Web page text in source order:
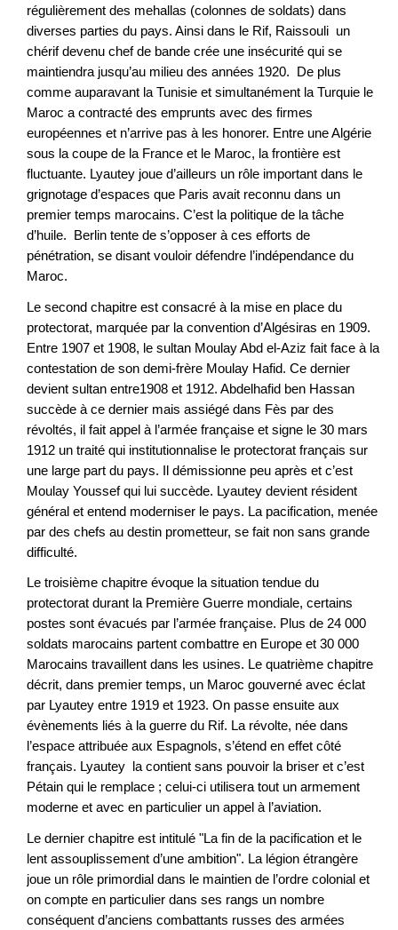
régulièrement des mehallas (colonnes de soldats) dans
diverses parties du pays. Ainsi dans le Rif, Raissouli un
chérif devenu chef de bande crée une insécurité qui se
maintiendra jusqu’au milieu des années 1920. De plus
comme auparavant la Tunisie et simultanément la Turquie le
Maroc a contracté des emprunts avec des firmes
européennes et n’arrive pas à les honorer. Entre une Algérie
sous la coupe de la France et le Maroc, la frontière est
fluctuante. Lyautey joue d’ailleurs un rôle important dans le
grignotage d’espaces que Paris avait reconnu dans un
premier temps marocains. C’est la politique de la tâche
d’huile. Berlin tente de s’opposer à ces efforts de
pénétration, se disant vouloir défendre l’indépendance du
Maroc.
Le second chapitre est consacré à la mise en place du
protectorat, marquée par la convention d’Algésiras en 1909.
Entre 1907 et 1908, le sultan Moulay Abd el-Aziz fait face à la
contestation de son demi-frère Moulay Hafid. Ce dernier
devient sultan entre1908 et 1912. Abdelhafid ben Hassan
succède à ce dernier mais assiégé dans Fès par des
révoltés, il fait appel à l’armée française et signe le 30 mars
1912 un traité qui institutionnalise le protectorat français sur
une large part du pays. Il démissionne peu après et c’est
Moulay Youssef qui lui succède. Lyautey devient résident
général et entend moderniser le pays. La pacification, menée
par des chefs au destin prometteur, se fait non sans grande
difficulté.
Le troisième chapitre évoque la situation tendue du
protectorat durant la Première Guerre mondiale, certains
postes sont évacués par l’armée française. Plus de 24 000
soldats marocains partent combattre en Europe et 30 000
Marocains travaillent dans les usines. Le quatrième chapitre
décrit, dans premier temps, un Maroc gouverné avec éclat
par Lyautey entre 1919 et 1923. On passe ensuite aux
évènements liés à la guerre du Rif. La révolte, née dans
l’espace attribuée aux Espagnols, s’étend en effet côté
français. Lyautey la contient sans pouvoir la briser et c’est
Pétain qui le remplace ; celui-ci utilisera tout un armement
moderne et avec en particulier un appel à l’aviation.
Le dernier chapitre est intitulé "La fin de la pacification et le
lent assouplissement d’une ambition". La légion étrangère
joue un rôle primordial dans le maintien de l’ordre colonial et
on compte en particulier dans ses rangs un nombre
conséquent d’anciens combattants russes des armées